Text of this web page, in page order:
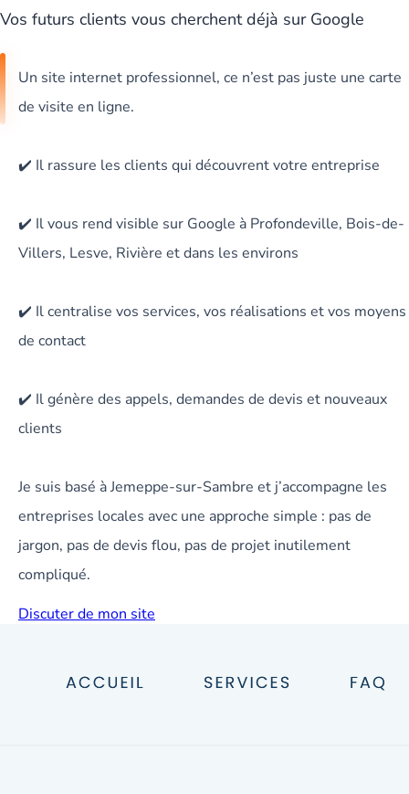
Vos futurs clients vous cherchent déjà sur Google
Un site internet professionnel, ce n’est pas juste une carte
de visite en ligne.
✔️ Il rassure les clients qui découvrent votre entreprise
✔️ Il vous rend visible sur Google à Profondeville, Bois-de-
Villers, Lesve, Rivière et dans les environs
✔️ Il centralise vos services, vos réalisations et vos moyens
de contact
✔️ Il génère des appels, demandes de devis et nouveaux
clients
Je suis basé à Jemeppe-sur-Sambre et j’accompagne les
entreprises locales avec une approche simple : pas de
jargon, pas de devis flou, pas de projet inutilement
compliqué.
Discuter de mon site